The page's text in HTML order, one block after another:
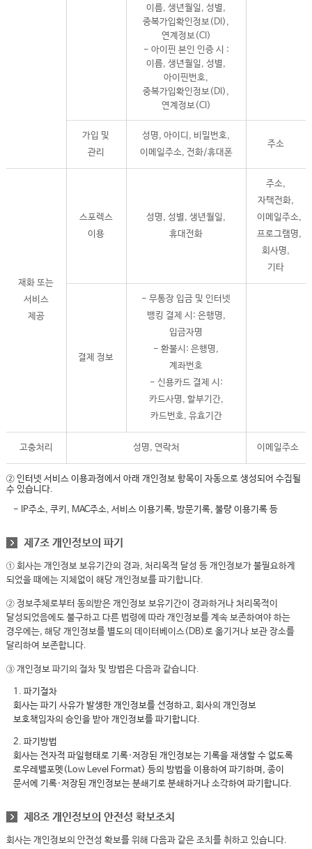
이름, 생년월일, 성별,
중복가입확인정보(DI),
연계정보(CI)
- 아이핀 본인 인증 시 :
이름, 생년월일, 성별,
아이핀번호,
중복가입확인정보(DI),
연계정보(CI)
가입 및
관리
성명, 아이디, 비밀번호,
이메일주소, 전화/휴대폰
주소
재화 또는
서비스
제공
스포렉스
이용
성명, 성별, 생년월일,
휴대전화
주소,
자택전화,
이메일주소,
프로그램명,
회사명,
기타
결제 정보
- 무통장 입금 및 인터넷
뱅킹 결제 시: 은행명,
입금자명
- 환불시: 은행명,
계좌번호
- 신용카드 결제 시:
카드사명, 할부기간,
카드번호, 유효기간
고충처리 성명, 연락처 이메일주소
② 인터넷 서비스 이용과정에서 아래 개인정보 항목이 자동으로 생성되어 수집될
수 있습니다.
- IP주소, 쿠키, MAC주소, 서비스 이용기록, 방문기록, 불량 이용기록 등
제7조 개인정보의 파기
① 회사는 개인정보 보유기간의 경과, 처리목적 달성 등 개인정보가 불필요하게
되었을 때에는 지체없이 해당 개인정보를 파기합니다.
② 정보주체로부터 동의받은 개인정보 보유기간이 경과하거나 처리목적이
달성되었음에도 불구하고 다른 법령에 따라 개인정보를 계속 보존하여야 하는
경우에는, 해당 개인정보를 별도의 데이터베이스(DB)로 옮기거나 보관 장소를
달리하여 보존합니다.
③ 개인정보 파기의 절차 및 방법은 다음과 같습니다.
1. 파기절차
회사는 파기 사유가 발생한 개인정보를 선정하고, 회사의 개인정보
보호책임자의 승인을 받아 개인정보를 파기합니다.
2. 파기방법
회사는 전자적 파일형태로 기록·저장된 개인정보는 기록을 재생할 수 없도록
로우레밸포멧(Low Level Format) 등의 방법을 이용하여 파기하며, 종이
문서에 기록·저장된 개인정보는 분쇄기로 분쇄하거나 소각하여 파기합니다.
제8조 개인정보의 안전성 확보조치
회사는 개인정보의 안전성 확보를 위해 다음과 같은 조치를 취하고 있습니다.